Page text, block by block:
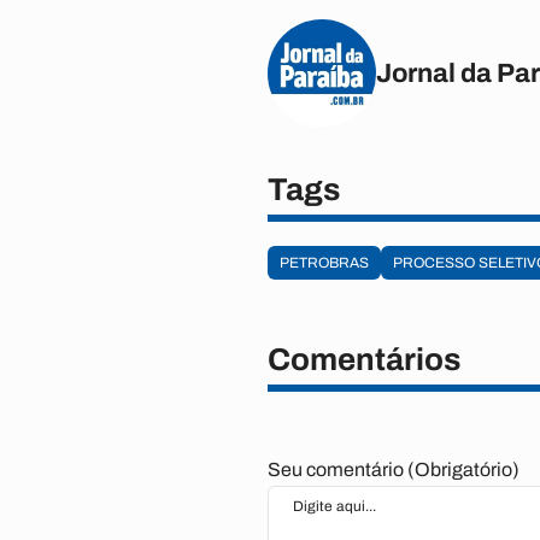
Jornal da
Tags
PETROBRAS PROCESSO
Comentários
Seu comentário (Obrigatório)